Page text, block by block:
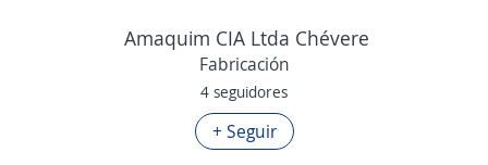
Amaquim CIA Ltda Chévere
Fabricación
4 seguidores
+ Seguir